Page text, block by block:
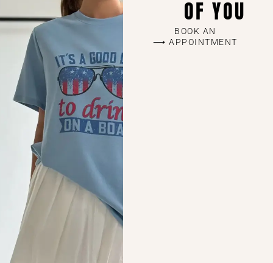
OF YOU
BOOK AN
APPOINTMENT ⟶